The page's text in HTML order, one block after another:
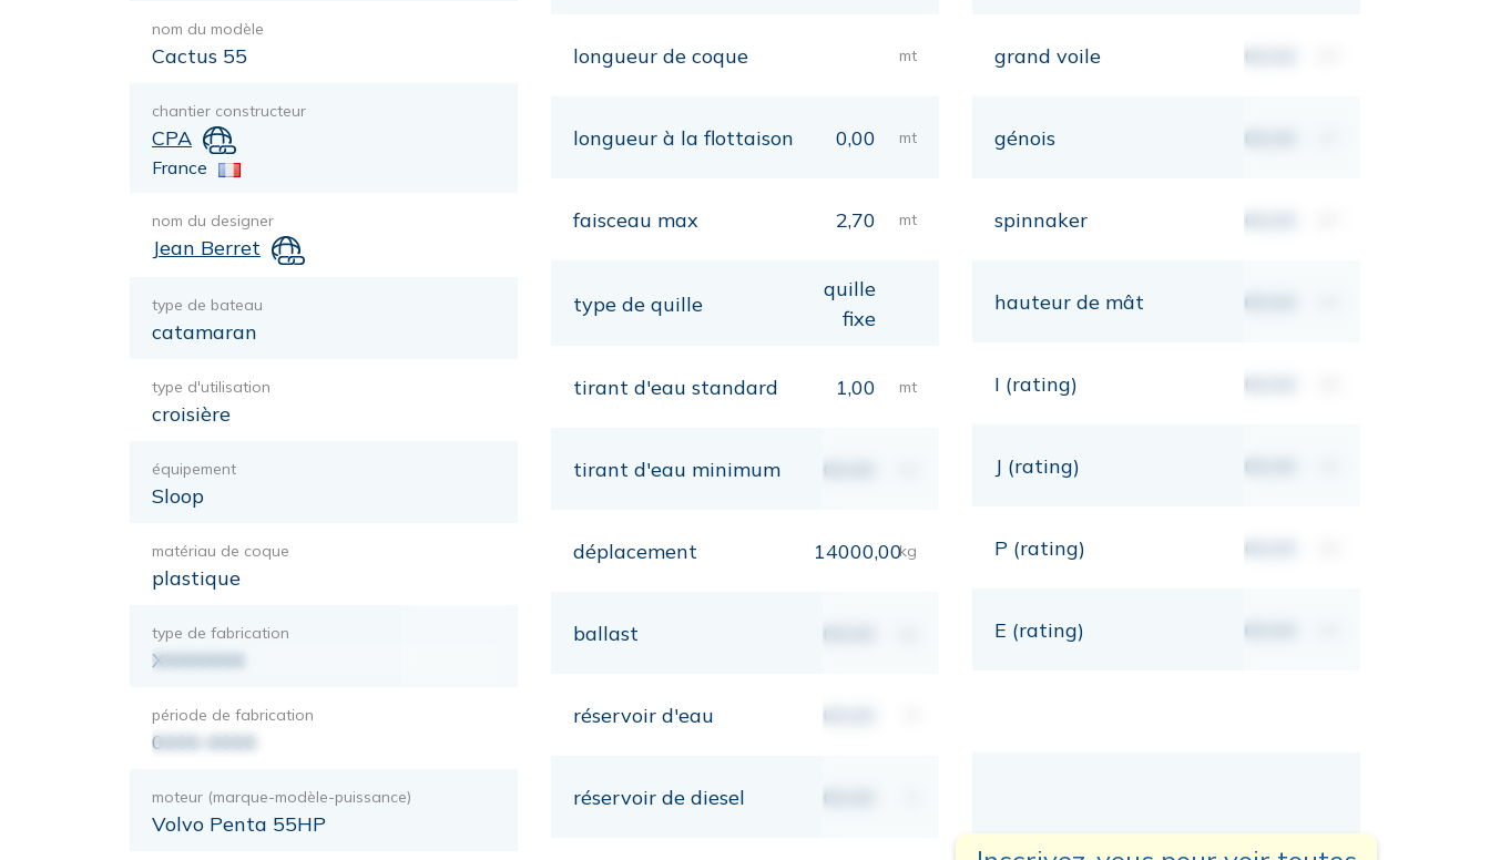
nom du modèle
Cactus 55
chantier constructeur
CPA
France
nom du designer
Jean Berret
type de bateau
catamaran
type d'utilisation
croisière
équipement
Sloop
matériau de coque
plastique
type de fabrication
XXXXXXX
période de fabrication
0000-0000
moteur (marque-modèle-puissance)
Volvo Penta 55HP
longueur de coque mt
longueur à la flottaison 0,00 mt
faisceau max 2,70 mt
type de quille
quille
fixe
tirant d'eau standard 1,00 mt
tirant d'eau minimum 00,00
déplacement 14000,00kg
ballast 00,00
réservoir d'eau 00,00
réservoir de diesel 00,00
grand voile 00,00
génois 00,00
spinnaker 00,00
hauteur de mât 00,00
I (rating) 00,00
J (rating) 00,00
P (rating) 00,00
E (rating) 00,00